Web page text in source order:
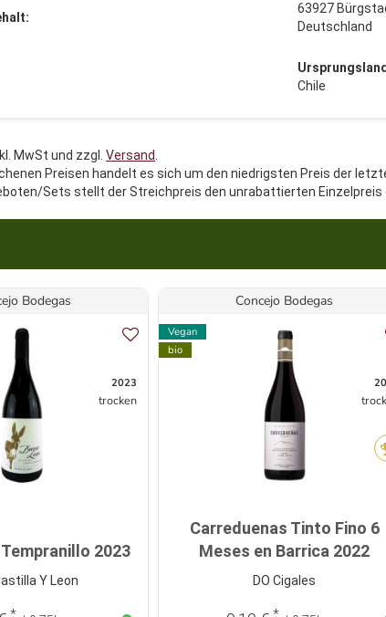
63927
Deutschland
Chile
MwSt und zzgl. Versand
Preisen handelt es sich um den niedrigsten Preis der
Sets stellt der Streichpreis den unrabattierten
Bodegas
2023
trocken
2023
Y Leon
Concejo Bodegas
Vegan
bio
Carreduenas Tinto Fino 6
Meses en Barrica 2022
DO Cigales